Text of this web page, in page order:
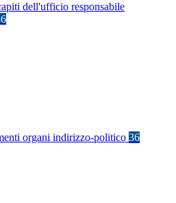
dell'ufficio responsabile
organi indirizzo-politico 36